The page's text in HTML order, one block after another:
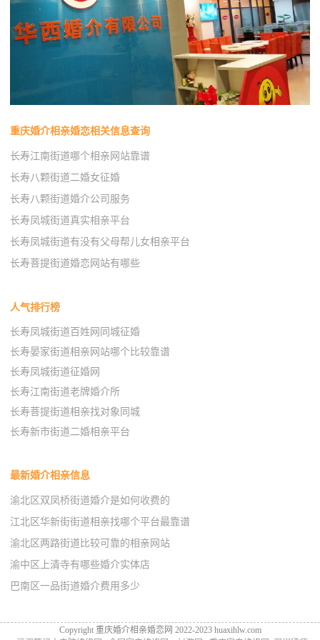
重庆婚介相亲婚恋相关信息查询
长寿江南街道哪个相亲网站靠谱
长寿八颗街道二婚女征婚
长寿八颗街道婚介公司服务
长寿凤城街道真实相亲平台
长寿凤城街道有没有父母帮儿女相亲平台
长寿菩提街道婚恋网站有哪些
人气排行榜
长寿凤城街道百姓网同城征婚
长寿晏家街道相亲网站哪个比较靠谱
长寿凤城街道征婚网
长寿江南街道老牌婚介所
长寿菩提街道相亲找对象同城
长寿新市街道二婚相亲平台
最新婚介相亲信息
渝北区双凤桥街道婚介是如何收费的
江北区华新街街道相亲找哪个平台最靠谱
渝北区两路街道比较可靠的相亲网站
渝中区上清寺有哪些婚介实体店
巴南区一品街道婚介费用多少
Copyright 重庆婚介相亲婚恋网 2022-2023 huaxihlw.com